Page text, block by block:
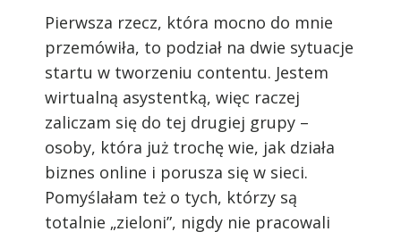
Pierwsza rzecz, która mocno do mnie
przemówiła, to podział na dwie sytuacje
startu w tworzeniu contentu. Jestem
wirtualną asystentką, więc raczej
zaliczam się do tej drugiej grupy –
osoby, która już trochę wie, jak działa
biznes online i porusza się w sieci.
Pomyślałam też o tych, którzy są
totalnie „zieloni”, nigdy nie pracowali